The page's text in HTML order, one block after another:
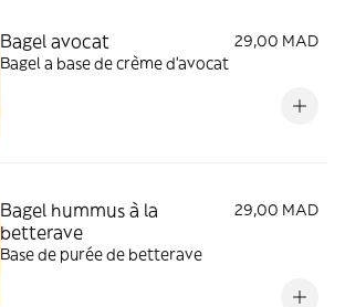
Bagel avocat
29,00 MAD
Bagel a base de crème d'avocat
Bagel hummus à la
betterave
29,00 MAD
Base de purée de betterave